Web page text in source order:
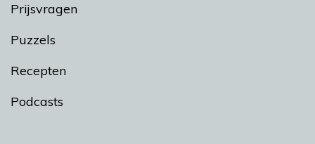
Prijsvragen
Puzzels
Recepten
Podcasts